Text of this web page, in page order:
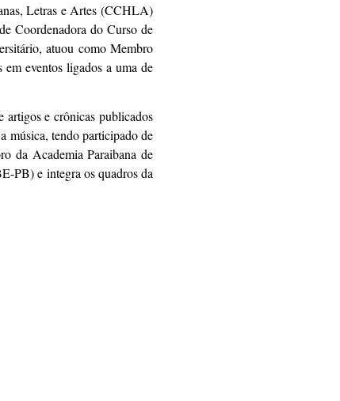
Letras e Artes (CCHLA)
Coordenadora do Curso de
atuou como Membro
eventos ligados a uma de
artigos e crônicas publicados
música, tendo participado de
da Academia Paraibana de
PB) e integra os quadros da